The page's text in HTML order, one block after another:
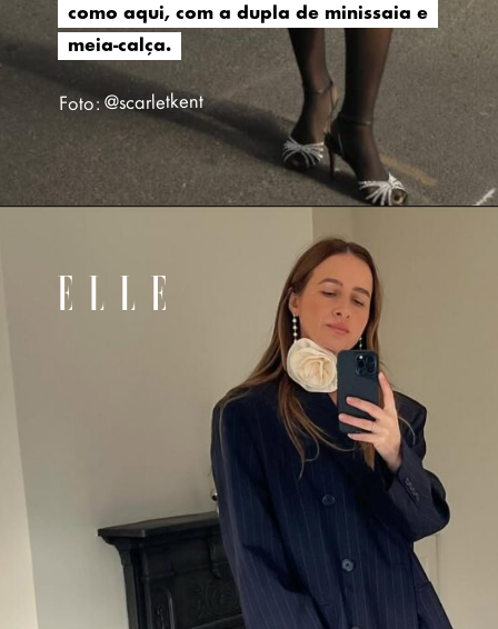
como aqui, com a dupla de minissaia e
meia-calça.
como aqui, com a dupla de minissaia e
meia-calça.
Foto: @scarletkent